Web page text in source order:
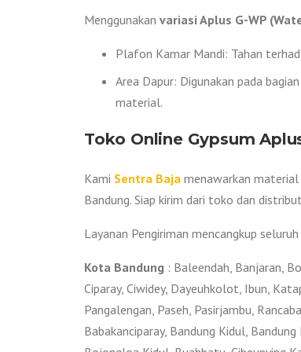
Menggunakan variasi Aplus G-WP
Plafon Kamar Mandi: Tahan
Area Dapur: Digunakan pada
material.
Toko Online Gypsum
Kami Sentra Baja menawarkan material
Bandung. Siap kirim dari toko dan
Layanan Pengiriman mencangkup
Kota Bandung : Baleendah, Banjaran,
Ciparay, Ciwidey, Dayeuhkolot, Ibun,
Pangalengan, Paseh, Pasirjambu,
Babakanciparay, Bandung Kidul,